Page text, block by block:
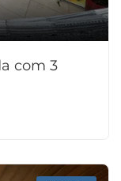
com 3